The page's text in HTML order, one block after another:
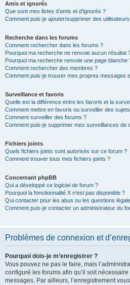
Amis et ignorés
Que sont mes listes d’amis et d’ignorés ?
Comment puis-je ajouter/supprimer des utilisateurs
Recherche dans les forums
Comment rechercher dans les forums ?
Pourquoi ma recherche ne renvoie aucun résultat
Pourquoi ma recherche renvoie une page blanche
Comment rechercher des membres ?
Comment puis-je trouver mes propres messages
Surveillance et favoris
Quelle est la différence entre les favoris et la
Comment mettre en favoris ou surveiller des
Comment surveiller des forums ?
Comment puis-je supprimer mes surveillances de
Fichiers joints
Quels fichiers joints sont autorisés sur ce forum ?
Comment trouver tous mes fichiers joints ?
Concernant phpBB
Qui a développé ce logiciel de forum ?
Pourquoi la fonctionnalité X n’est pas disponible ?
Qui contacter pour les abus ou les questions
Comment puis-je contacter un administrateur du
Problèmes de connexion et
Pourquoi dois-je m’enregistrer ?
Vous pouvez ne pas le faire, mais
configuré les forums afin qu’il soit
messages. Par ailleurs, l’enregistrement